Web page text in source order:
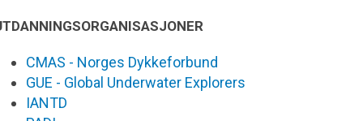
CMAS - Norges Dykkeforbund
GUE - Global Underwater Explorers
IANTD